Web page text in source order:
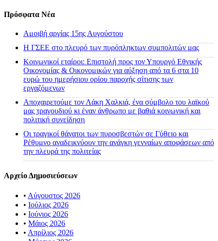
Πρόσφατα Νέα
Αμοιβή αργίας 15ης Αυγούστου
H ΓΣΕΕ στο πλευρό των πυρόπληκτων συμπολιτών μας
Κοινωνικοί εταίροι: Επιστολή προς τον Υπουργό Εθνικής
Οικονομίας & Οικονομικών για αύξηση από τα 6 στα 10
ευρώ του ημερήσιου ορίου παροχής σίτισης των
εργαζόμενων
Αποχαιρετούμε τον Λάκη Χαλκιά, ένα σύμβολο του λαϊκού
μας τραγουδιού κι έναν άνθρωπο με βαθιά κοινωνική και
πολιτική συνείδηση
Οι τραγικοί θάνατοι των πυροσβεστών σε Γύθειο και
Ρέθυμνο αναδεικνύουν την ανάγκη γενναίων αποφάσεων από
την πλευρά της πολιτείας
Αρχείο Δημοσιεύσεων
• Αύγουστος 2026
• Ιούλιος 2026
• Ιούνιος 2026
• Μάιος 2026
• Απρίλιος 2026